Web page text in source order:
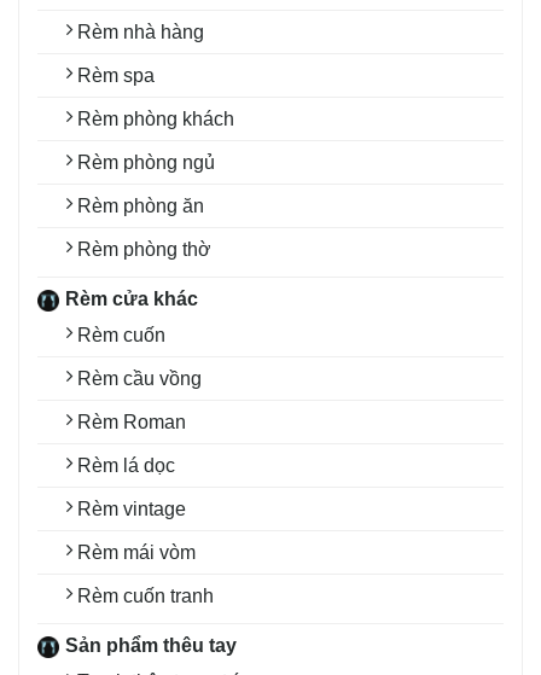
Rèm nhà hàng
Rèm spa
Rèm phòng khách
Rèm phòng ngủ
Rèm phòng ăn
Rèm phòng thờ
Rèm cửa khác
Rèm cuốn
Rèm cầu vồng
Rèm Roman
Rèm lá dọc
Rèm vintage
Rèm mái vòm
Rèm cuốn tranh
Sản phẩm thêu tay